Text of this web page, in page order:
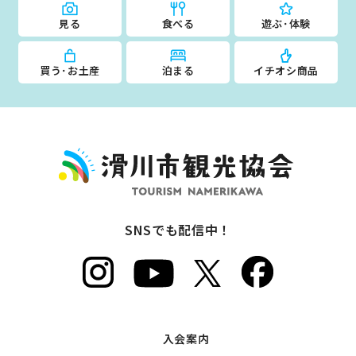
見る 食べる 遊ぶ･体験
買う･お土産 泊まる イチオシ商品
SNSでも配信中！
入会案内